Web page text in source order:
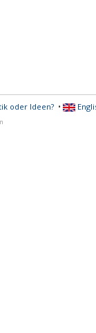
oder Ideen?•